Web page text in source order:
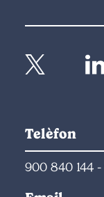
Telèfon
900 840 144 -